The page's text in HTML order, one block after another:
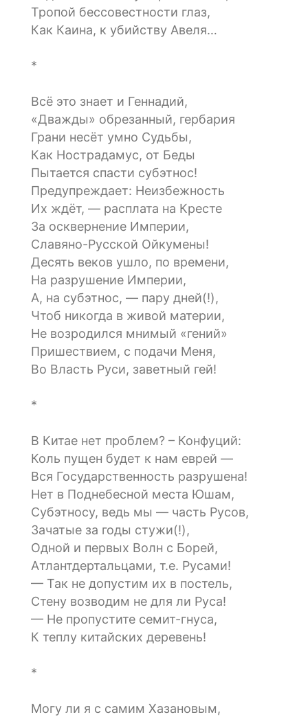
Тропой бессовестности глаз,
Как Каина, к убийству Авеля…
*
Всё это знает и Геннадий,
«Дважды» обрезанный, гербария
Грани несёт умно Судьбы,
Как Нострадамус, от Беды
Пытается спасти субэтнос!
Предупреждает: Неизбежность
Их ждёт, — расплата на Кресте
За осквернение Империи,
Славяно-Русской Ойкумены!
Десять веков ушло, по времени,
На разрушение Империи,
А, на субэтнос, — пару дней(!),
Чтоб никогда в живой материи,
Не возродился мнимый «гений»
Пришествием, с подачи Меня,
Во Власть Руси, заветный гей!
*
В Китае нет проблем? – Конфуций:
Коль пущен будет к нам еврей —
Вся Государственность разрушена!
Нет в Поднебесной места Юшам,
Субэтносу, ведь мы — часть Русов,
Зачатые за годы стужи(!),
Одной и первых Волн с Борей,
Атлантдертальцами, т.е. Русами!
— Так не допустим их в постель,
Стену возводим не для ли Руса!
— Не пропустите семит-гнуса,
К теплу китайских деревень!
*
Могу ли я с самим Хазановым,